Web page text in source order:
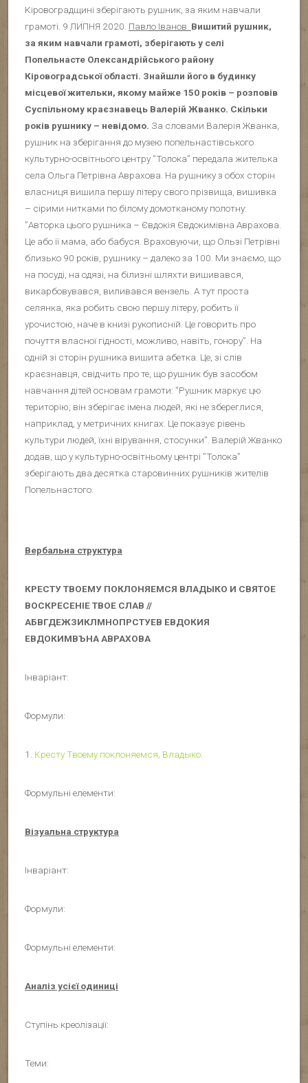
Кіровоградщині зберігають рушник, за яким навчали
грамоті. 9 ЛИПНЯ 2020. Павло Іванов. Вишитий рушник,
за яким навчали грамоті, зберігають у селі
Попельнасте Олександрійського району
Кіровоградської області. Знайшли його в будинку
місцевої жительки, якому майже 150 років – розповів
Суспільному краєзнавець Валерій Жванко. Скільки
років рушнику – невідомо. За словами Валерія Жванка,
рушник на зберігання до музею попельнастівського
культурно-освітнього центру ”Толока” передала жителька
села Ольга Петрівна Аврахова. На рушнику з обох сторін
власниця вишила першу літеру свого прізвища, вишивка
– сірими нитками по білому домотканому полотну:
”Авторка цього рушника – Євдокія Євдокимівна Аврахова.
Це або її мама, або бабуся. Враховуючи, що Ользі Петрівні
близько 90 років, рушнику – далеко за 100. Ми знаємо, що
на посуді, на одязі, на білизні шляхти вишивався,
викарбовувався, виливався вензель. А тут проста
селянка, яка робить свою першу літеру, робить її
урочистою, наче в книзі рукописній. Це говорить про
почуття власної гідності, можливо, навіть, гонору”. На
одній зі сторін рушника вишита абетка. Це, зі слів
краєзнавця, свідчить про те, що рушник був засобом
навчання дітей основам грамоти: ”Рушник маркує цю
територію, він зберігає імена людей, які не збереглися,
наприклад, у метричних книгах. Це показує рівень
культури людей, їхні вірування, стосунки”. Валерій Жванко
додав, що у культурно-освітньому центрі ”Толока”
зберігають два десятка старовинних рушників жителів
Попельнастого.
Вербальна структура
КРЕСТУ ТВОЕМУ ПОКЛОНЯЕМСЯ ВЛАДЫКО И СВЯТОЕ
ВОСКРЕСЕНІЕ ТВОЕ СЛАВ //
АБВГДЕЖЗИКЛМНОПРСТУЕВ ЕВДОКИЯ
ЕВДОКИМВЪНА АВРАХОВА
Інваріант:
Формули:
1. Кресту Твоему поклоняемся, Владыко
Формульні елементи:
Візуальна структура
Інваріант:
Формули:
Формульні елементи:
Аналіз усієї одиниці
Ступінь креолізації:
Теми: